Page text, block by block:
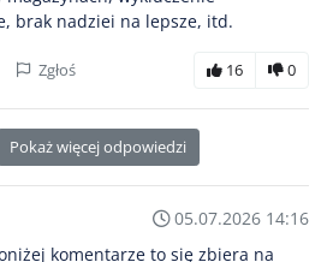
brak nadziei na lepsze, itd.
Zgłoś 16 0
Pokaż więcej odpowiedzi
05.07.2026 14:16
komentarze to się zbiera na